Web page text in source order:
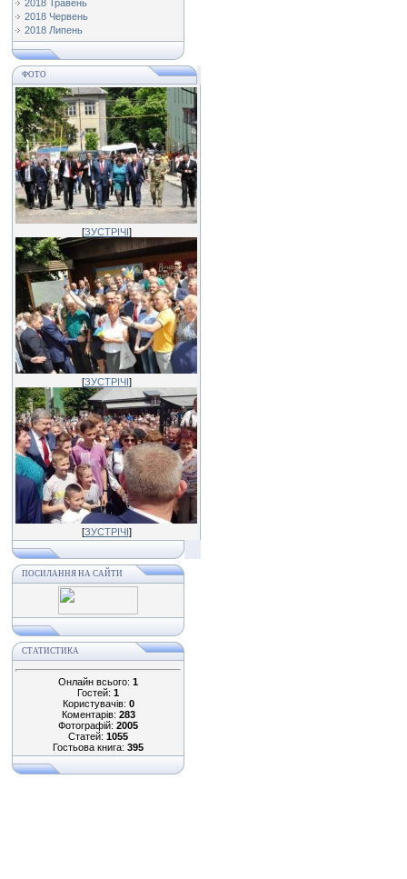
2018 Травень
2018 Червень
2018 Липень
ФОТО
[ЗУСТРІЧІ]
[ЗУСТРІЧІ]
[ЗУСТРІЧІ]
ПОСИЛАННЯ НА САЙТИ
СТАТИСТИКА
Онлайн всього: 1
Гостей: 1
Користувачів: 0
Коментарів: 283
Фотографій: 2005
Статей: 1055
Гостьова книга: 395